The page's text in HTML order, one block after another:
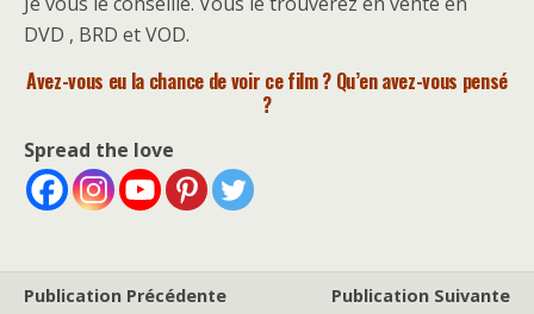
DVD , BRD et VOD.
Avez-vous eu la chance de voir ce film ? Qu’en avez-vous pensé
?
Spread the love
Publication Précédente
Publication Suivante